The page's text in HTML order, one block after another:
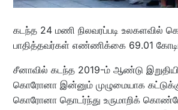
கடந்த 24 மணி நிலவரப்படி உலகளவில்
பாதித்தவர்கள் எண்ணிக்கை 69.01
சீனாவில் கடந்த 2019-ம் ஆண்டு
கொரோனா இன்னும் முழுமையாக
கொரோனா தொடர்ந்து உருமாறிக்